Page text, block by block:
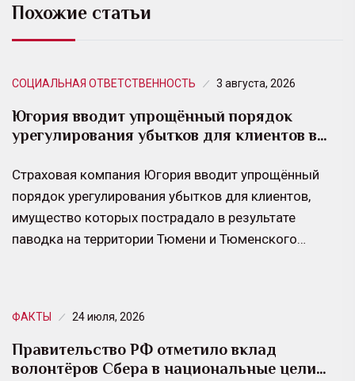
Похожие статьи
СОЦИАЛЬНАЯ ОТВЕТСТВЕННОСТЬ 3 августа, 2026
Югория вводит упрощённый порядок
урегулирования убытков для клиентов в…
Страховая компания Югория вводит упрощённый
порядок урегулирования убытков для клиентов,
имущество которых пострадало в результате
паводка на территории Тюмени и Тюменского…
ФАКТЫ 24 июля, 2026
Правительство РФ отметило вклад
волонтёров Сбера в национальные цели…